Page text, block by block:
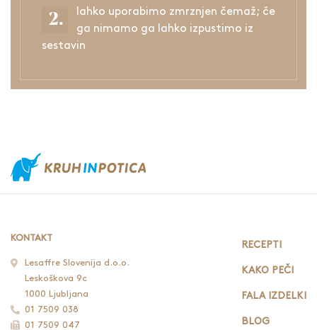
lahko uporabimo zmrznjen čemaž; če
ga nimamo ga lahko izpustimo iz
sestavin
KONTAKT
Lesaffre Slovenija d.o.o.
Leskoškova 9c
1000 Ljubljana
01 7509 038
01 7509 047
RECEPTI
KAKO PEČI
FALA IZDELKI
BLOG